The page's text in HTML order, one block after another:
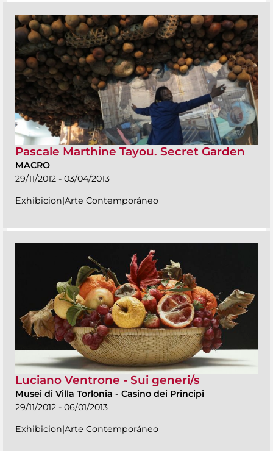
Pascale Marthine Tayou. Secret Garden
MACRO
29/11/2012 - 03/04/2013
Exhibicion|Arte Contemporáneo
Luciano Ventrone - Sui generi/s
Musei di Villa Torlonia - Casino dei Principi
29/11/2012 - 06/01/2013
Exhibicion|Arte Contemporáneo